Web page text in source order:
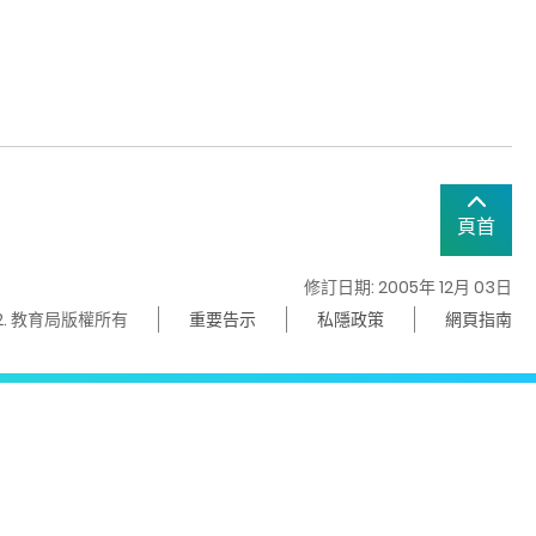
頁首
修訂日期: 2005年 12月 03日
教育局版權所有
重要告示 私隱政策 網頁指南